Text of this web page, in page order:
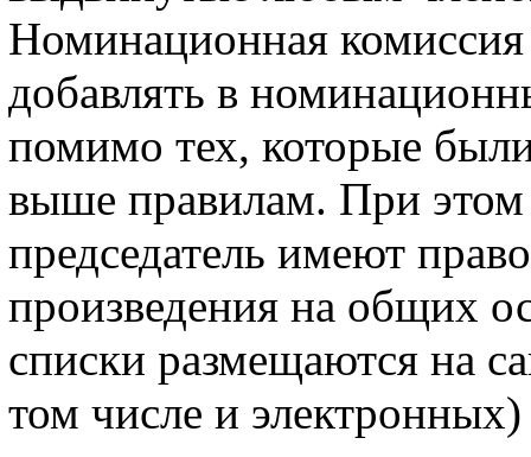
Номинационная комиссия
добавлять в
помимо тех, которые
выше правилам. При этом
председатель имеют
произведения на общих
списки размещаются на
том числе и